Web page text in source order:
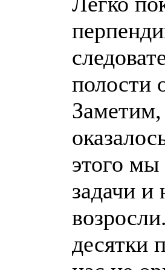
полости
Заметим,
этого
задачи
десятки